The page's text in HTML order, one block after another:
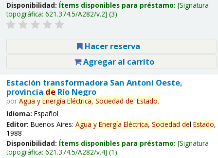
Disponibilidad: Ítems disponibles para préstamo: Signatura
topográfica: 621.374.5/A282/v.2 (3).
Hacer reserva
Agregar al carrito
Estación transformadora San Antoni Oeste,
provincia deRío Negro
por Agua y Energía Eléctrica, Sociedad del Estado.
Idioma: Español
Editor: Buenos Aires: Agua y Energía Eléctrica, Sociedad del Estado,
1988
Disponibilidad: Ítems disponibles para préstamo: Signatura
topográfica: 621.374.5/A282/v.4 (1).